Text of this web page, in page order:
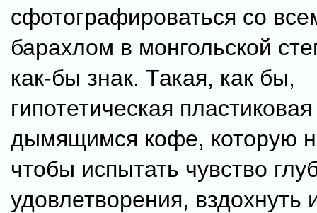
сфотографироваться со
барахлом в монгольской
как-бы знак. Такая, как бы,
гипотетическая
дымящимся кофе, которую
чтобы испытать чувство
удовлетворения, вздохнуть